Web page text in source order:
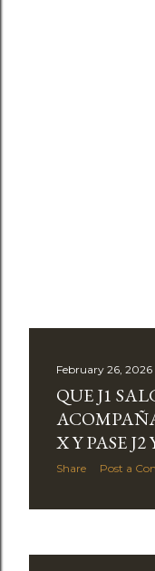
February 26, 2026
QUE J1
X Y PASE J2
Share Post a